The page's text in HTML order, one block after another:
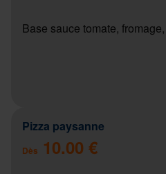
Base sauce tomate,
Pizza paysanne
Dès 10.00 €